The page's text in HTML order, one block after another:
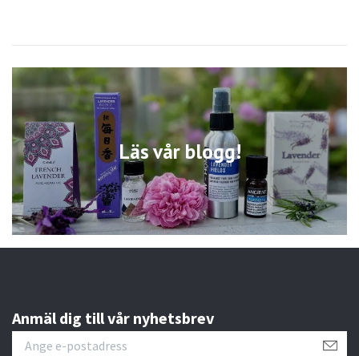
Läs vår blogg!
Anmäl dig till vår nyhetsbrev